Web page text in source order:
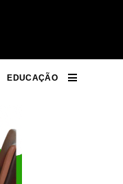
EDUCAÇÃO